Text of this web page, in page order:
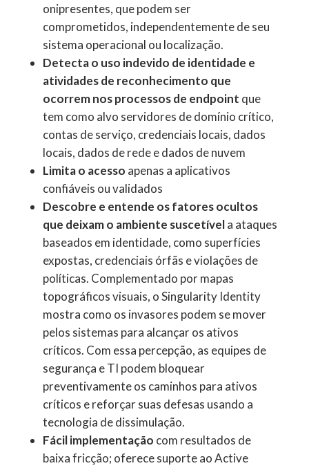
onipresentes, que podem ser
comprometidos, independentemente de seu
sistema operacional ou localização.
Detecta o uso indevido de identidade e
atividades de reconhecimento que
ocorrem nos processos de endpoint que
tem como alvo servidores de domínio crítico,
contas de serviço, credenciais locais, dados
locais, dados de rede e dados de nuvem
Limita o acesso apenas a aplicativos
confiáveis ou validados
Descobre e entende os fatores ocultos
que deixam o ambiente suscetívela ataques
baseados em identidade, como superfícies
expostas, credenciais órfãs e violações de
políticas. Complementado por mapas
topográficos visuais, o Singularity Identity
mostra como os invasores podem se mover
pelos sistemas para alcançar os ativos
críticos. Com essa percepção, as equipes de
segurança e TI podem bloquear
preventivamente os caminhos para ativos
críticos e reforçar suas defesas usando a
tecnologia de dissimulação.
Fácil implementação com resultados de
baixa fricção; oferece suporte ao Active